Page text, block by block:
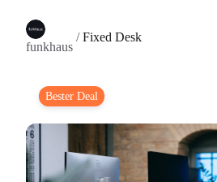
funkhaus
/Fixed Desk
Bester Deal